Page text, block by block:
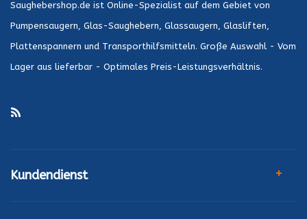
Saughebershop.de ist Online-Spezialist auf dem Gebiet von
Pumpensaugern, Glas-Saughebern, Glassaugern, Glasliften,
Plattenspannern und Transporthilfsmitteln. Große Auswahl - Vom
Lager aus lieferbar - Optimales Preis-Leistungsverhältnis.
Kundendienst